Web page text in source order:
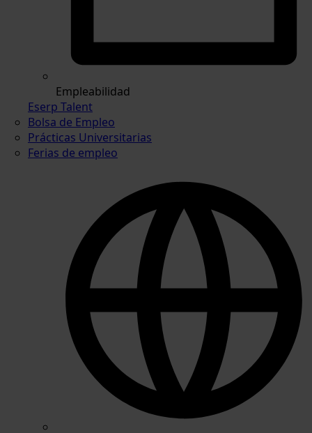
Empleabilidad
Eserp Talent
Bolsa de Empleo
Prácticas Universitarias
Ferias de empleo